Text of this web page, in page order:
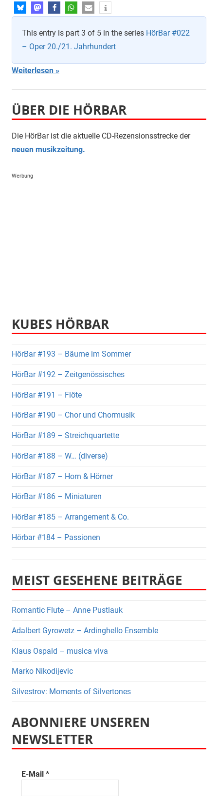
This entry is part 3 of 5 in the series HörBar #022
– Oper 20./21. Jahrhundert
Weiterlesen
ÜBER DIE HÖRBAR
Die HörBar ist die aktuelle CD-Rezensionsstrecke der
neuen musikzeitung.
Werbung
KUBES HÖRBAR
HörBar #193 – Bäume im Sommer
HörBar #192 – Zeitgenössisches
HörBar #191 – Flöte
HörBar #190 – Chor und Chormusik
HörBar #189 – Streichquartette
HörBar #188 – W… (diverse)
HörBar #187 – Horn & Hörner
HörBar #186 – Miniaturen
HörBar #185 – Arrangement & Co.
Hörbar #184 – Passionen
MEIST GESEHENE BEITRÄGE
Romantic Flute – Anne Pustlauk
Adalbert Gyrowetz – Ardinghello Ensemble
Klaus Ospald – musica viva
Marko Nikodijevic
Silvestrov: Moments of Silvertones
ABONNIERE UNSEREN
NEWSLETTER
E-Mail *